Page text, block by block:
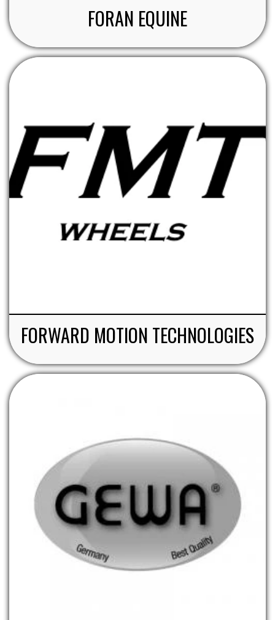
FORAN EQUINE
FORWARD MOTION TECHNOLOGIES